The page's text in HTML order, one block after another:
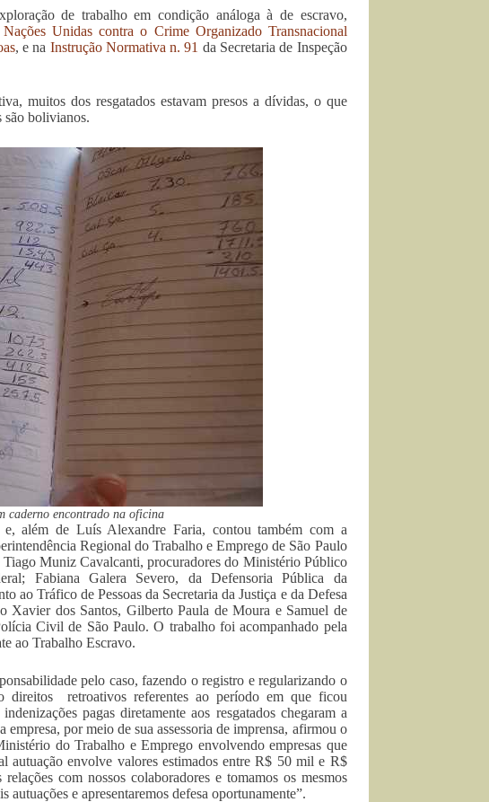
de trabalho em condição análoga à de escravo,
Unidas contra o Crime Organizado Transnacional
, e na Instrução Normativa n. 91 da Secretaria de Inspeção
muitos dos resgatados estavam presos a dívidas, o que
são bolivianos.
caderno encontrado na oficina
além de Luís Alexandre Faria, contou também com a
Regional do Trabalho e Emprego de São Paulo
Muniz Cavalcanti, procuradores do Ministério Público
Fabiana Galera Severo, da Defensoria Pública da
ao Tráfico de Pessoas da Secretaria da Justiça e da Defesa
Xavier dos Santos, Gilberto Paula de Moura e Samuel de
Civil de São Paulo. O trabalho foi acompanhado pela
ao Trabalho Escravo.
pelo caso, fazendo o registro e regularizando o
direitos retroativos referentes ao período em que ficou
pagas diretamente aos resgatados chegaram a
por meio de sua assessoria de imprensa, afirmou o
do Trabalho e Emprego envolvendo empresas que
autuação envolve valores estimados entre R$ 50 mil e R$
com nossos colaboradores e tomamos os mesmos
autuações e apresentaremos defesa oportunamente”.